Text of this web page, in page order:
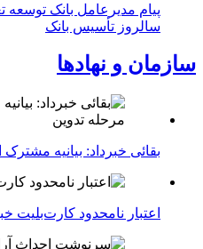
سالروز تأسیس بانک
سازمان و نهادها
بقائی خبرداد: بیانیه
اعتبار نامحدود کارت‌بلیت